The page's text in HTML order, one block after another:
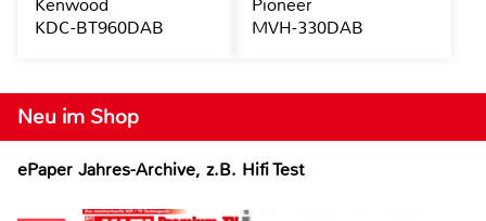
Neu im Shop
ePaper Jahres-Archive, z.B. Hifi Test
Kenwood
KDC-BT960DAB
Pioneer
MVH-330DAB